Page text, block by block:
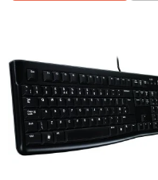
Microfoane & Casti Gaming
Mouse Gaming
Scaune Gaming
Tastaturi Gaming
Card Reader